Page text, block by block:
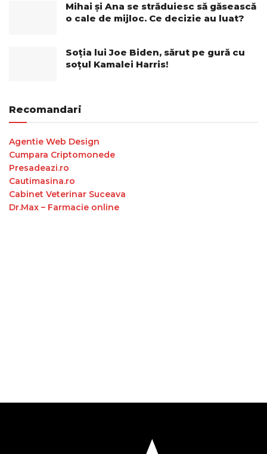
Mihai și Ana se străduiesc să găsească
o cale de mijloc. Ce decizie au luat?
Soția lui Joe Biden, sărut pe gură cu
soțul Kamalei Harris!
Recomandari
Agentie Web Design
Cumpara Criptomonede
Presadeazi.ro
Cautimasina.ro
Cabinet Veterinar Suceava
Dr.Max – Farmacie online